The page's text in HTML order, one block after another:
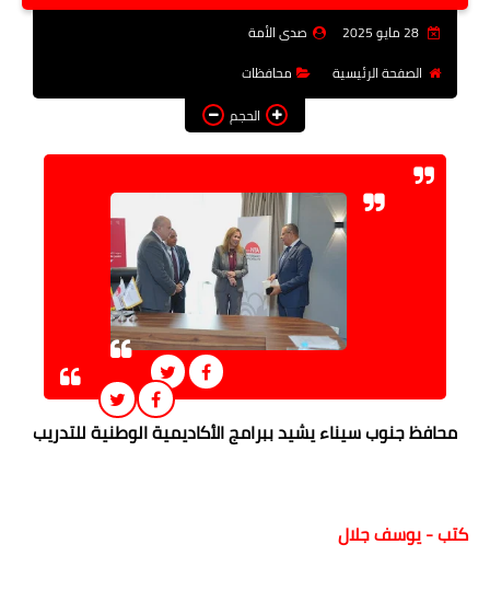
عربى ودولى
آراء وتحليلات
المزيد
28 مايو 2025
صدى الأمة
الصفحة الرئيسية
محافظات
الحجم
محافظ جنوب سيناء يشيد ببرامج الأكاديمية الوطنية للتدريب
كتب - يوسف جلال